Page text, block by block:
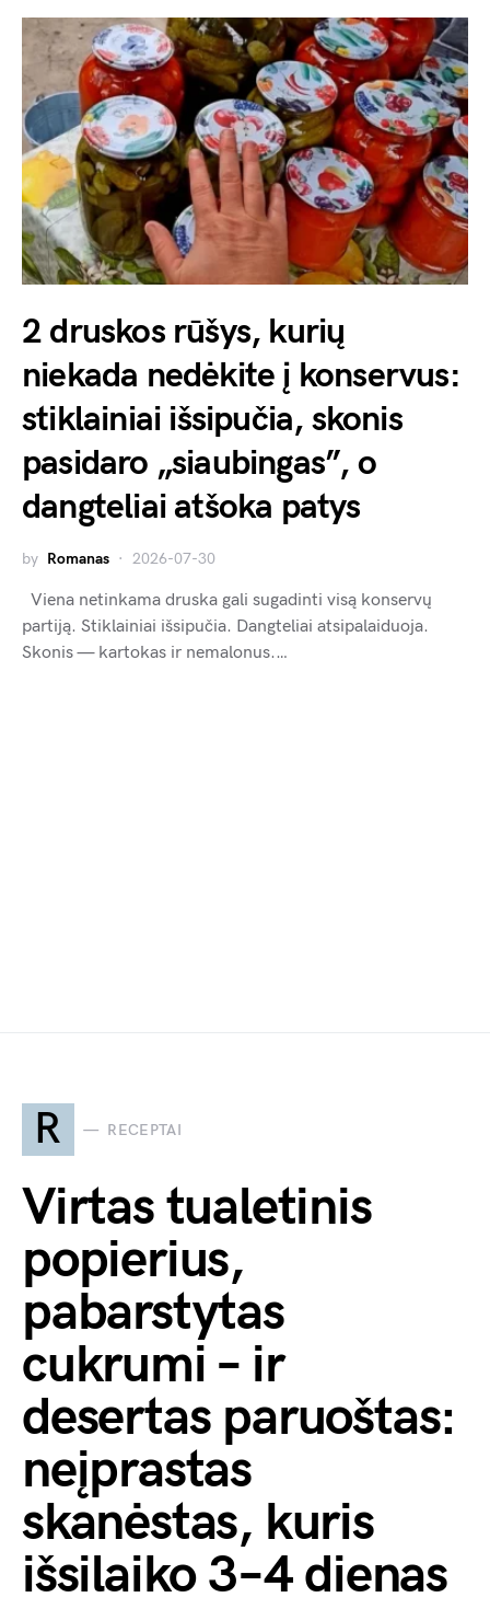
2 druskos rūšys, kurių
niekada nedėkite į konservus:
stiklainiai išsipučia, skonis
pasidaro „siaubingas”, o
dangteliai atšoka patys
by Romanas 2026-07-30
Viena netinkama druska gali sugadinti visą konservų
partiją. Stiklainiai išsipučia. Dangteliai atsipalaiduoja.
Skonis — kartokas ir nemalonus.…
R RECEPTAI
Virtas tualetinis
popierius,
pabarstytas
cukrumi – ir
desertas paruoštas:
neįprastas
skanėstas, kuris
išsilaiko 3–4 dienas